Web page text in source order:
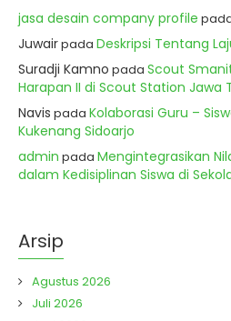
jasa desain company profile
Juwairpada Deskripsi Tentang
Suradji Kamno pada Scout
Harapan II di Scout Station Jawa
Navis pada Kolaborasi Guru –
Kukenang Sidoarjo
admin pada Mengintegrasikan
dalam Kedisiplinan Siswa di
Arsip
Agustus 2026
Juli 2026